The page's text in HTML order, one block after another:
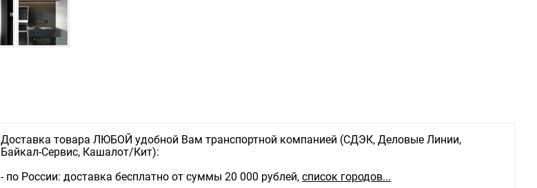
Доставка товара ЛЮБОЙ удобной Вам транспортной компанией (СДЭК, Деловые Линии,
Байкал-Сервис, Кашалот/Кит):
- по России: доставка бесплатно от суммы 20 000 рублей, список городов...